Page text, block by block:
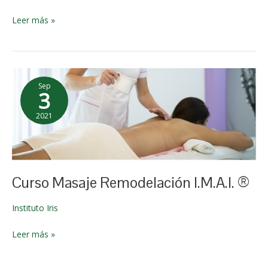
Leer más »
Sep
3
2021
9 de
enero de
2026
Curso Masaje Remodelación I.M.A.I. ®
Instituto Iris
Masaje
Remodelación
I.M.A.I.
Leer más »